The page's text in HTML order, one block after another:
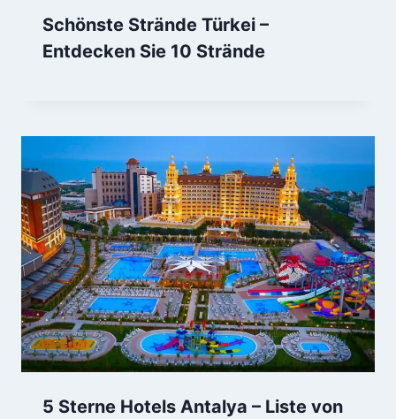
Schönste Strände Türkei –
Entdecken Sie 10 Strände
5 Sterne Hotels Antalya – Liste von